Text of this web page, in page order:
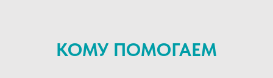
КОМУ ПОМОГАЕМ